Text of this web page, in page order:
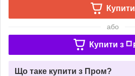
Купити
або
Купити з
Що таке купити з Пром?